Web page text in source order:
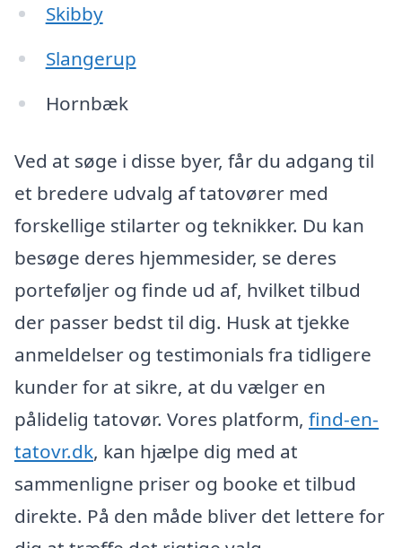
Skibby
Slangerup
Hornbæk
Ved at søge i disse byer, får du adgang til
et bredere udvalg af tatovører med
forskellige stilarter og teknikker. Du kan
besøge deres hjemmesider, se deres
porteføljer og finde ud af, hvilket tilbud
der passer bedst til dig. Husk at tjekke
anmeldelser og testimonials fra tidligere
kunder for at sikre, at du vælger en
pålidelig tatovør. Vores platform, find-en-
tatovr.dk, kan hjælpe dig med at
sammenligne priser og booke et tilbud
direkte. På den måde bliver det lettere for